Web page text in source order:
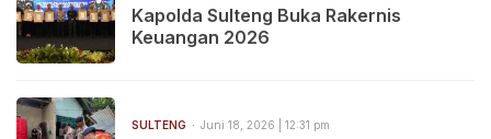
Kapolda Sulteng Buka Rakernis
Keuangan 2026
SULTENG Juni 18, 2026 | 12:31 pm